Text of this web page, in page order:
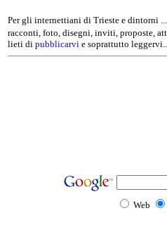
Per gli internettiani di Trieste e dintorni
racconti, foto, disegni, inviti, proposte,
lieti di pubblicarvi e soprattutto
Web